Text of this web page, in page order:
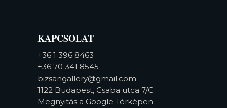
KAPCSOLAT
+36 1 396 8463
+36 70 341 8545
bizsangallery@gmail.com
1122 Budapest, Csaba utca 7/C
Megnyitás a Google Térképen